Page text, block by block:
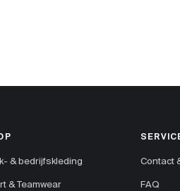
& bedrijfskleding
& Teamwear
Contact
FAQ